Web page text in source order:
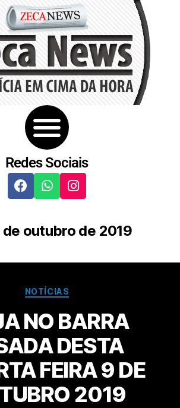
Redes Sociais
de outubro de 2019
NOTÍCIAS
NO BARRA
DESTA
FEIRA 9 DE
2019